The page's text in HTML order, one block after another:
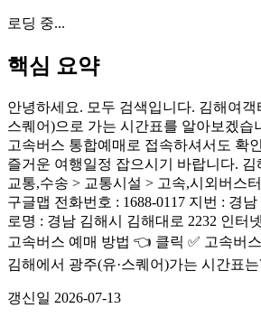
로딩 중...
핵심 요약
안녕하세요. 모두 검색입니다. 김해여객
스퀘어)으로 가는 시간표를 알아보겠습
고속버스 통합예매로 접속하셔서도 확
즐거운 여행일정 잡으시기 바랍니다.
교통,수송 > 교통시설 > 고속,시외버스
구글맵 전화번호 : 1688-0117 지번 : 경
로명 : 경남 김해시 김해대로 2232 인터
고속버스 예매 방법 👈 클릭 ✅ 고속버
김해에서 광주(유·스퀘어)가는 시간표는
갱신일 2026-07-13